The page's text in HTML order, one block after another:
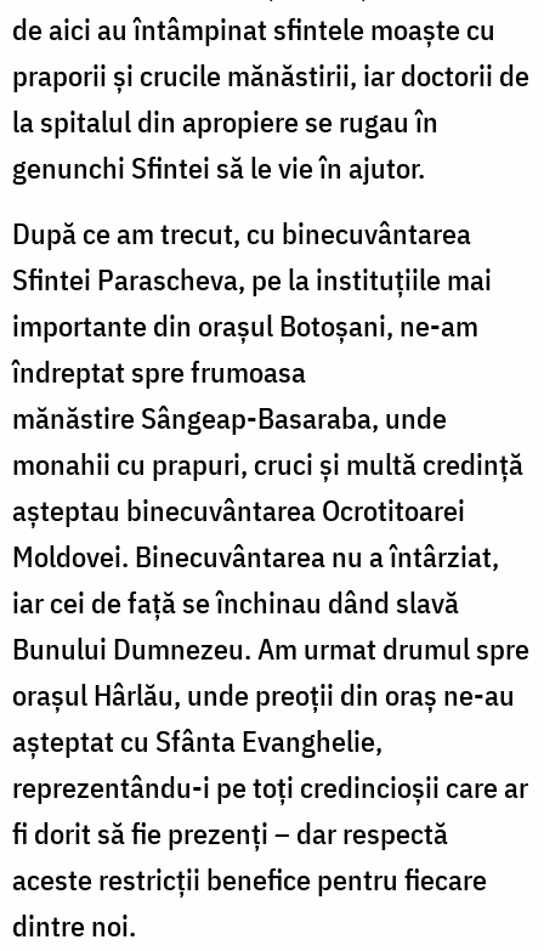
de aici au întâmpinat sfintele moaște cu
praporii și crucile mănăstirii, iar doctorii de
la spitalul din apropiere se rugau în
genunchi Sfintei să le vie în ajutor.
După ce am trecut, cu binecuvântarea
Sfintei Parascheva, pe la instituțiile mai
importante din orașul Botoșani, ne-am
îndreptat spre frumoasa
mănăstire Sângeap-Basaraba, unde
monahii cu prapuri, cruci și multă credință
așteptau binecuvântarea Ocrotitoarei
Moldovei. Binecuvântarea nu a întârziat,
iar cei de față se închinau dând slavă
Bunului Dumnezeu. Am urmat drumul spre
orașul Hârlău, unde preoții din oraș ne-au
așteptat cu Sfânta Evanghelie,
reprezentându-i pe toți credincioșii care ar
fi dorit să fie prezenți – dar respectă
aceste restricții benefice pentru fiecare
dintre noi.